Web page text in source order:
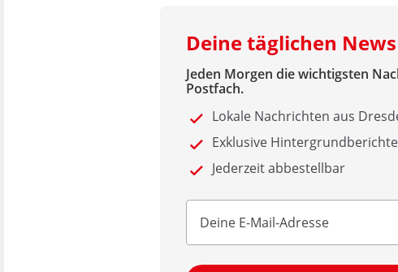
Deine täglichen
Jeden Morgen die wichtigsten
Postfach.
Lokale Nachrichten aus
Exklusive Hintergrundberichte
Jederzeit abbestellbar